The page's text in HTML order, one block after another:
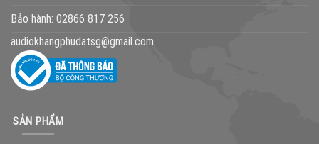
Bảo hành: 02866 817 256
audiokhangphudatsg@gmail.com
SẢN PHẨM